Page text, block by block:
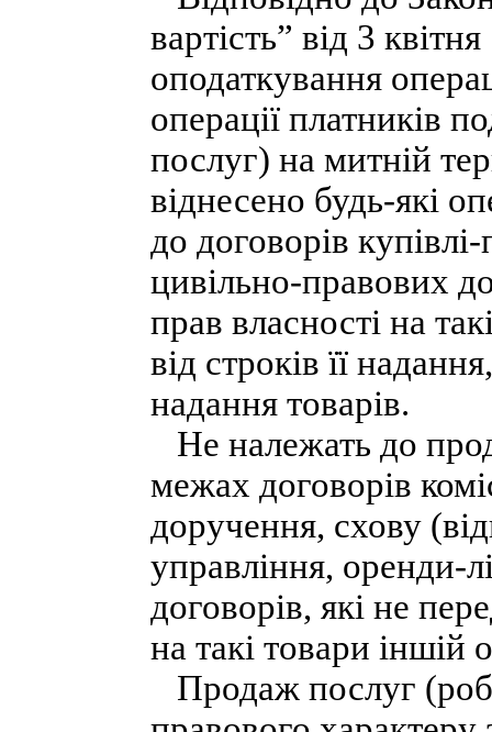
вартість” від 3
оподаткування
операції платників
послуг) на митній
віднесено будь-які
до договорів
цивільно-правових
прав власності на
від строків її
надання товарів.
Не належать до
межах договорів
доручення, схову
управління, оренди-
договорів, які не
на такі товари іншій
Продаж послуг